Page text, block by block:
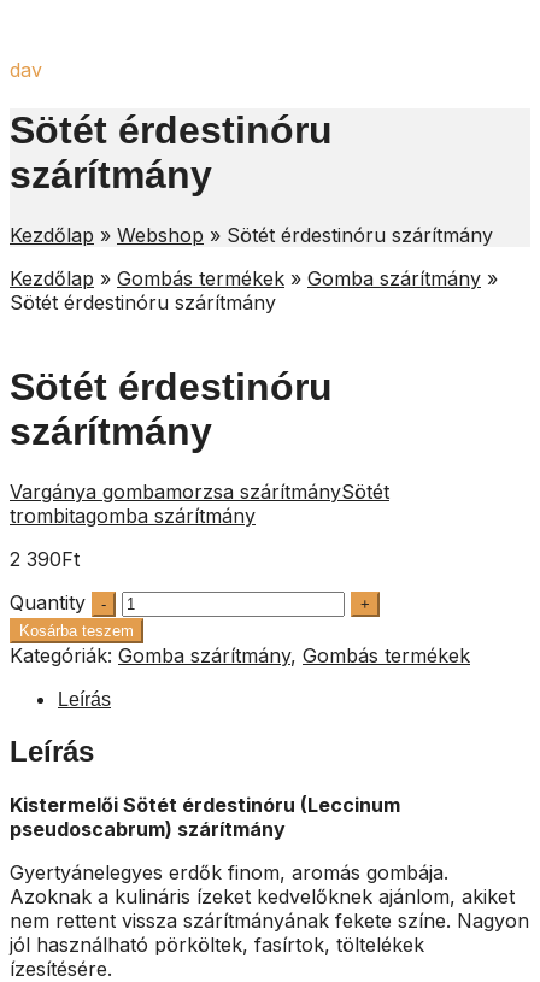
dav
Sötét érdestinóru
szárítmány
Kezdőlap » Webshop » Sötét érdestinóru szárítmány
Kezdőlap » Gombás termékek » Gomba szárítmány »
Sötét érdestinóru szárítmány
Sötét érdestinóru
szárítmány
Vargánya gombamorzsa szárítmánySötét
trombitagomba szárítmány
2 390Ft
Quantity
Kosárba teszem
Kategóriák: Gomba szárítmány, Gombás termékek
Leírás
Leírás
Kistermelői Sötét érdestinóru (Leccinum
pseudoscabrum) szárítmány
Gyertyánelegyes erdők finom, aromás gombája.
Azoknak a kulináris ízeket kedvelőknek ajánlom, akiket
nem rettent vissza szárítmányának fekete színe. Nagyon
jól használható pörköltek, fasírtok, töltelékek
ízesítésére.